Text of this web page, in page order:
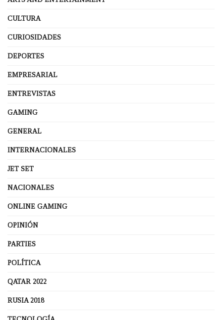
CULTURA
CURIOSIDADES
DEPORTES
EMPRESARIAL
ENTREVISTAS
GAMING
GENERAL
INTERNACIONALES
JET SET
NACIONALES
ONLINE GAMING
OPINIÓN
PARTIES
POLÍTICA
QATAR 2022
RUSIA 2018